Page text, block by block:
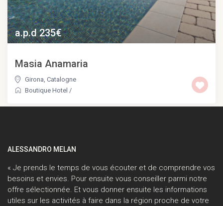
a.p.d 235€
Masia Anamaria
Girona,Catalogne
Boutique Hotel /
ALESSANDRO MELAN
« Je prends le temps de vous écouter et de comprendre vos
besoins et envies. Pour ensuite vous conseiller parmi notre
offre sélectionnée. Et vous donner ensuite les informations
utiles sur les activités à faire dans la région proche de votre